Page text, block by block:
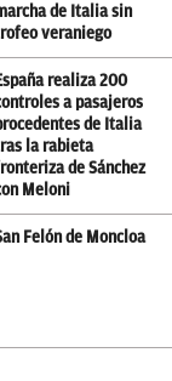
de Italia sin
veraniego
realiza 200
a pasajeros
de Italia
la rabieta
de Sánchez
Meloni
Felón de Moncloa